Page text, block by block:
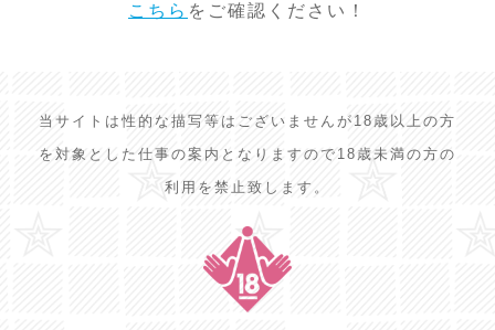
こちら をご確認ください！
当サイトは性的な描写等はございませんが18歳以上の方
を対象とした仕事の案内となりますので18歳未満の方の
利用を禁止致します。